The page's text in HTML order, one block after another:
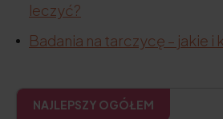
leczyć?
Badania na tarczycę – jakie i
NAJLEPSZY OGÓŁEM